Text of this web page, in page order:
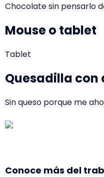
Chocolate sin pensarlo
Mouse o tablet
Tablet
Quesadilla con
Sin queso porque me
Conoce más del